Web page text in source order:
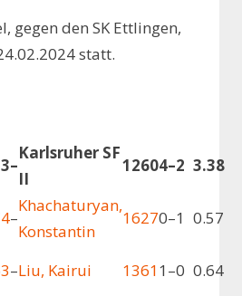
gegen den SK Ettlingen,
statt.
–
Karlsruher SF
II
12604–2 3.38
–
Khachaturyan,
Konstantin
16270–1 0.57
–Liu, Kairui 13611–0 0.64